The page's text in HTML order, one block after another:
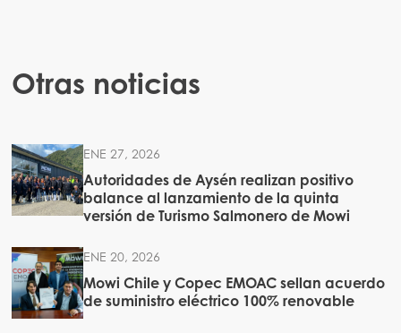
Mowi Czechia (EN)
Mowi Germany
Mowi Ireland
Mowi Netherlands
Mowi Norway
Continúe en
Otras noticias
ENE 27, 2026
Autoridades de Aysén realizan positivo
balance al lanzamiento de la quinta
versión de Turismo Salmonero de Mowi
ENE 20, 2026
Mowi Chile y Copec EMOAC sellan acuerdo
de suministro eléctrico 100% renovable